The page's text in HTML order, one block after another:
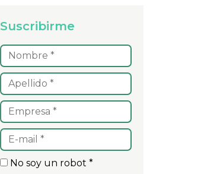
Suscribirme
No soy un robot *